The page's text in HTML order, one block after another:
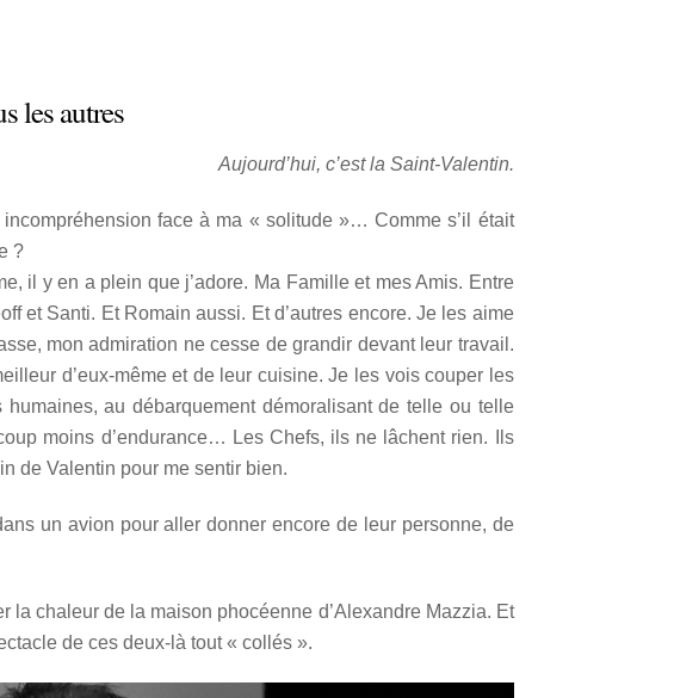
les autres
Aujourd’hui, c’est la Saint-Valentin.
face à ma « solitude »… Comme s’il était
?
il y en a plein que j’adore. Ma Famille et mes Amis. Entre
et Santi. Et Romain aussi. Et d’autres encore. Je les aime
mon admiration ne cesse de grandir devant leur travail.
d’eux-même et de leur cuisine. Je les vois couper les
au débarquement démoralisant de telle ou telle
moins d’endurance… Les Chefs, ils ne lâchent rien. Ils
de Valentin pour me sentir bien.
un avion pour aller donner encore de leur personne, de
la chaleur de la maison phocéenne d’Alexandre Mazzia. Et
de ces deux-là tout « collés ».